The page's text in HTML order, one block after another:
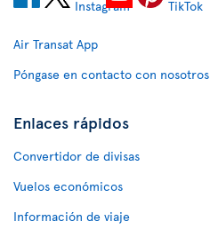
Air Transat App
Póngase en contacto con nosotros
Enlaces rápidos
Convertidor de divisas
Vuelos económicos
Información de viaje